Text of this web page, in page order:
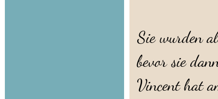
Sie wurden
bevor sie
Vincent hat